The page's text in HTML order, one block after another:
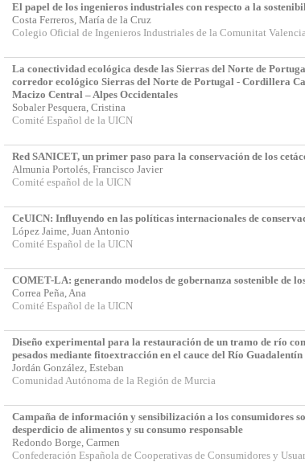
El papel de los ingenieros industriales con respecto a la
Costa Ferreros, María de la Cruz
Colegio Oficial de Ingenieros Industriales de la Comunitat
La conectividad ecológica desde las Sierras del Norte de
corredor ecológico Sierras del Norte de Portugal - Cordillera
Macizo Central – Alpes Occidentales
Sobaler Pesquera, Cristina
Comité Español de la UICN
Red SANICET, un primer paso para la conservación de los
Almunia Portolés, Francisco Javier
Comité español de la UICN
CeUICN: Influyendo en las políticas internacionales de
López Jaime, Juan Antonio
Comité Español de la UICN
COMET-LA: generando modelos de gobernanza sostenible de
Correa Peña, Ana
Comité Español de la UICN
Diseño experimental para la restauración de un tramo de río
pesados mediante fitoextracción en el cauce del Río
Jordán González, Esteban
Comunidad Autónoma de la Región de Murcia
Campaña de información y sensibilización a los consumidores
desperdicio de alimentos y su consumo responsable
Redondo Borge, Carmen
Confederación Española de Cooperativas de Consumidores y